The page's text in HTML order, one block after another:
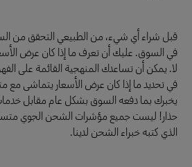
قبل شراء أي شيء، من الطبيعي التحقق من
في السوق. عليك أن تعرف ما إذا كان عرض
لا. يمكن أن تساعدك المنهجية القائمة على
في تحديد ما إذا كان عرض الأسعار يتماشى
حذار! ليست جميع مؤشرات الشحن الجوي
الذي كتبه خبراء الشحن لدينا.